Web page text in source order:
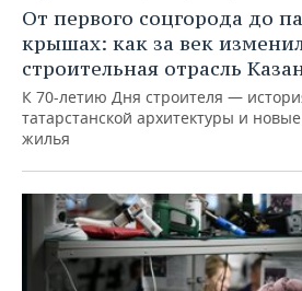
От первого соцгорода до
крышах: как за век
строительная отрасль
К 70-летию Дня строителя —
татарстанской архитектуры и
жилья